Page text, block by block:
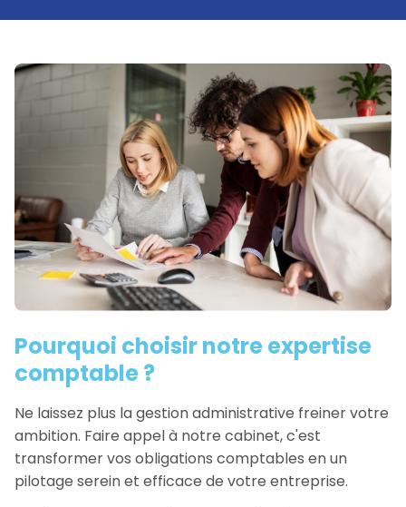
Pourquoi choisir notre expertise
comptable ?
Ne laissez plus la gestion administrative freiner votre
ambition. Faire appel à notre cabinet, c'est
transformer vos obligations comptables en un
pilotage serein et efficace de votre entreprise.